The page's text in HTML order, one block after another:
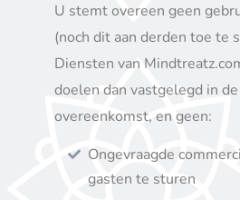
U stemt overeen geen
(noch dit aan derden toe te
Diensten van
doelen dan vastgelegd in
overeenkomst, en geen:
Ongevraagde
gasten te sturen